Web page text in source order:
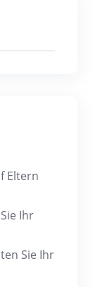
Eltern
Ihr
Sie Ihr